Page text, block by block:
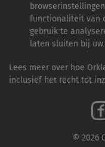
functionaliteit van
gebruik te
laten sluiten bij uw
Lees meer over hoe
inclusief het recht tot
© 2026